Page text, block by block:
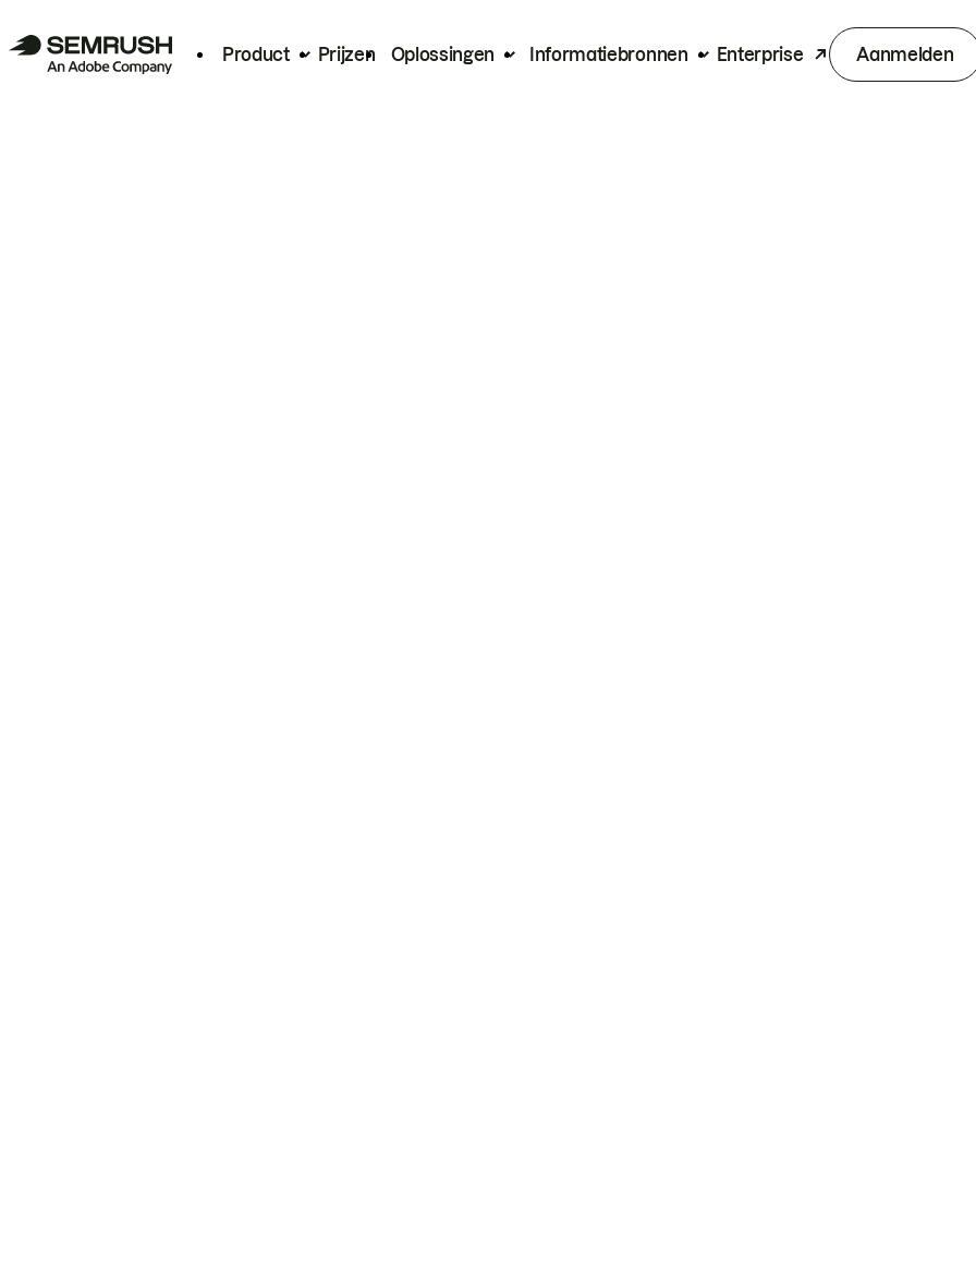
Product Prijzen Oplossingen Informatiebronnen Enterprise Aanmelden